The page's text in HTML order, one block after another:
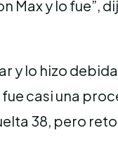
Max y lo
y lo hizo
fue casi una
38, pero